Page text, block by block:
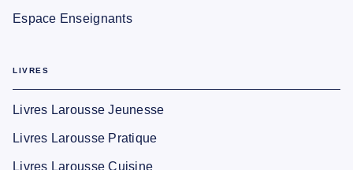
Espace Enseignants
LIVRES
Livres Larousse Jeunesse
Livres Larousse Pratique
Livres Larousse Cuisine